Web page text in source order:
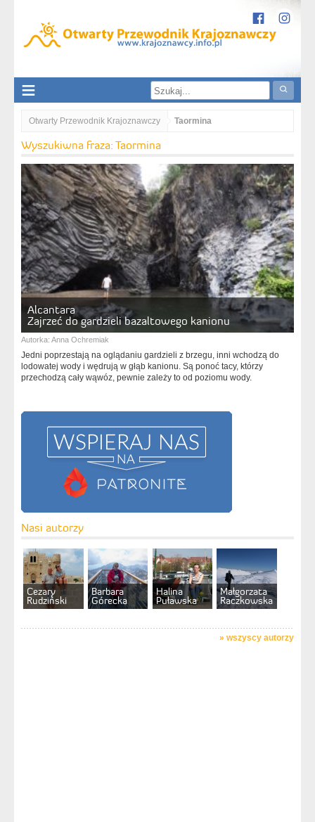
Otwarty Przewodnik Krajoznawczy Taormina
Wyszukiwna fraza: Taormina
Alcantara
Zajrzeć do gardzieli bazaltowego kanionu
Autorka: Anna Ochremiak
Jedni poprzestają na oglądaniu gardzieli z brzegu, inni wchodzą do
lodowatej wody i wędrują w głąb kanionu. Są ponoć tacy, którzy
przechodzą cały wąwóz, pewnie zależy to od poziomu wody.
Nasi autorzy
Cezary
Rudziński
Barbara
Górecka
Halina
Puławska
Małgorzata
Raczkowska
» wszyscy autorzy